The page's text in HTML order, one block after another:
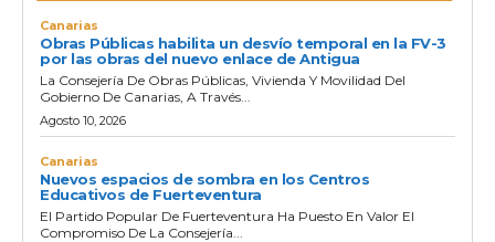
Canarias
Obras Públicas habilita un desvío temporal en la FV-3
por las obras del nuevo enlace de Antigua
La Consejería De Obras Públicas, Vivienda Y Movilidad Del
Gobierno De Canarias, A Través...
Agosto 10, 2026
Canarias
Nuevos espacios de sombra en los Centros
Educativos de Fuerteventura
El Partido Popular De Fuerteventura Ha Puesto En Valor El
Compromiso De La Consejería...